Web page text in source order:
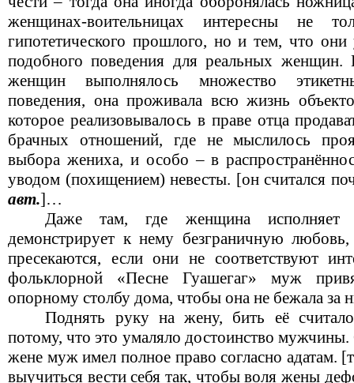
женщинах-воительницах интересны не
гипотетического прошлого, но и тем, что они
подобного поведения для реальных
женщин выполнялось множество
поведения, она проживала всю жизнь
которое реализовывалось в праве отца
брачных отношений, где не мыслилось
выбора жениха, и особо – в
уводом (похищением) невесты. [он считался
авт.]…
Даже там, где женщина
демонстрирует к нему безграничную любовь,
пресекаются, если они не соответствуют
фольклорной «Песне Гуашегаг» муж
опорному столбу дома, чтобы она не бежала за
Поднять руку на жену, бить её
потому, что это умаляло достоинство
жене муж имел полное право согласно адатам.
выучиться вести себя так, чтобы воля жены